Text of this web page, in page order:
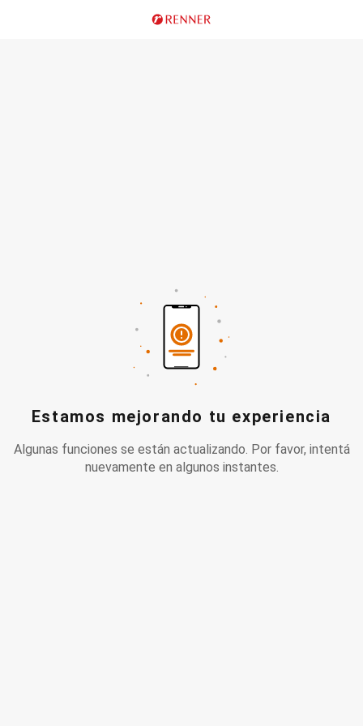
Estamos mejorando tu experiencia
Algunas funciones se están actualizando. Por favor, intentá
nuevamente en algunos instantes.